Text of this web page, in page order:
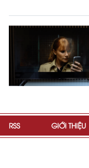
RSS GIỚI THIỆU